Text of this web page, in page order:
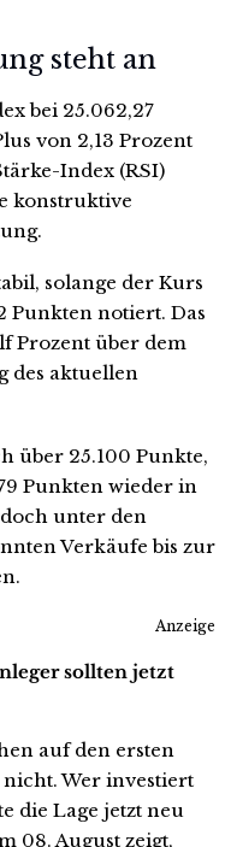
steht an
bei 25.062,27
von 2,13 Prozent
Index (RSI)
konstruktive
solange der Kurs
Punkten notiert. Das
Prozent über dem
des aktuellen
über 25.100 Punkte,
Punkten wieder in
unter den
Verkäufe bis zur
Anzeige
sollten jetzt
auf den ersten
Wer investiert
die Lage jetzt neu
08. August zeigt,